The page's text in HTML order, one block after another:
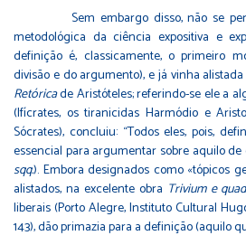
Sem embargo disso, não se
metodológica da ciência expositiva e
definição é, classicamente, o primeiro
divisão e do argumento), e já vinha
Retóricade Aristóteles; referindo-se ele a
(Ifícrates, os tiranicidas Harmódio e
Sócrates), concluiu: “Todos eles, pois,
essencial para argumentar sobre aquilo de
sqq.). Embora designados como «tópicos
alistados, na excelente obra Trivium e
liberais (Porto Alegre, Instituto Cultural
143), dão primazia para a definição (aquilo